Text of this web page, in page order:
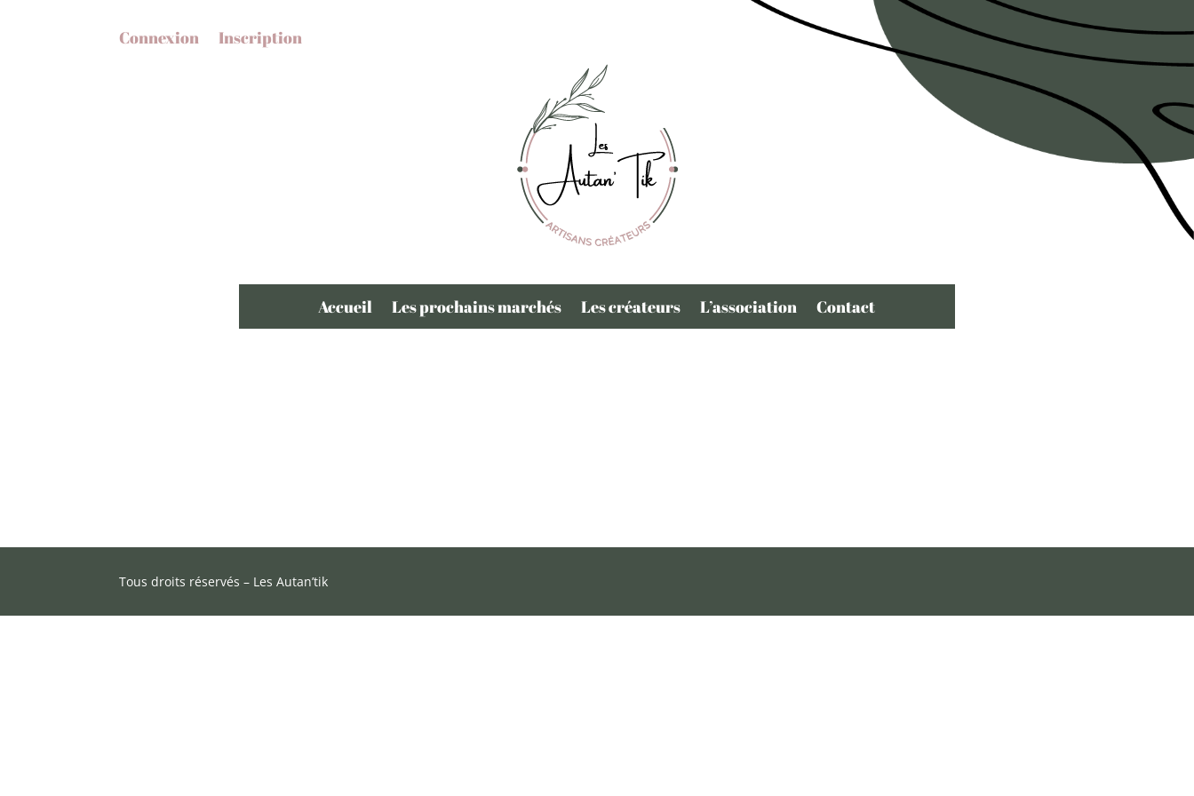
Connexion Inscription
Accueil Les prochains marchés Les créateurs L’association Contact
Tous droits réservés – Les Autan’tik